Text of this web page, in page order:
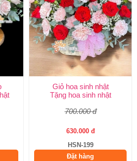
Giỏ hoa sinh nhật
Tặng hoa sinh nhật
700.000 đ
630.000 đ
HSN-199
Đặt hàng